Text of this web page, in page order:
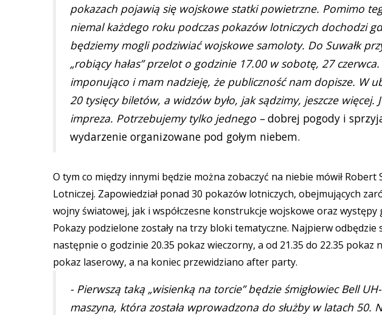
pokazach pojawią się wojskowe statki powietrzne. Pomimo
niemal każdego roku podczas pokazów lotniczych dochodzi
będziemy mogli podziwiać wojskowe samoloty. Do Suwałk
„robiący hałas” przelot o godzinie 17.00 w sobotę, 27
imponująco i mam nadzieję, że publiczność nam dopisze. W
20 tysięcy biletów, a widzów było, jak sądzimy, jeszcze
impreza. Potrzebujemy tylko jednego –dobrej pogody i
wydarzenie organizowane pod gołym niebem.
O tym co między innymi będzie można zobaczyć na niebie mówił Robert
Lotniczej. Zapowiedział ponad 30 pokazów lotniczych, obejmujących
wojny światowej, jak i współczesne konstrukcje wojskowe oraz
Pokazy podzielone zostały na trzy bloki tematyczne. Najpierw odbędzie
następnie o godzinie 20.35 pokaz wieczorny, a od 21.35 do 22.35 pokaz
pokaz laserowy, a na koniec przewidziano after party.
- Pierwszą taką „wisienką na torcie” będzie śmigłowiec Bell
maszyna, która została wprowadzona do służby w latach 50.